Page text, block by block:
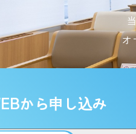
ビスの提供
所、助産所、薬局、訪問看護
らの照会への回答
ため、外部の医師等の意見
への医療提供に関する利用
の事務
オ
から申し込み